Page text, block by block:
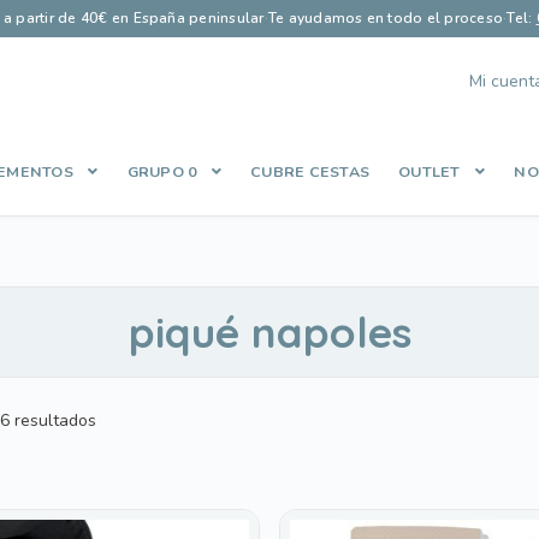
partir de 40€ en España peninsular·Te ayudamos en todo el proceso·Tel:
Mi
GRUPO 0 CUBRE CESTAS OUTLET
piqué napoles
resultados